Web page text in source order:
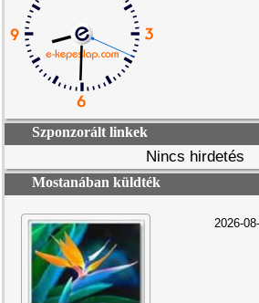
Szponzorált linkek
Nincs hirdetés
Mostanában küldték
2026-